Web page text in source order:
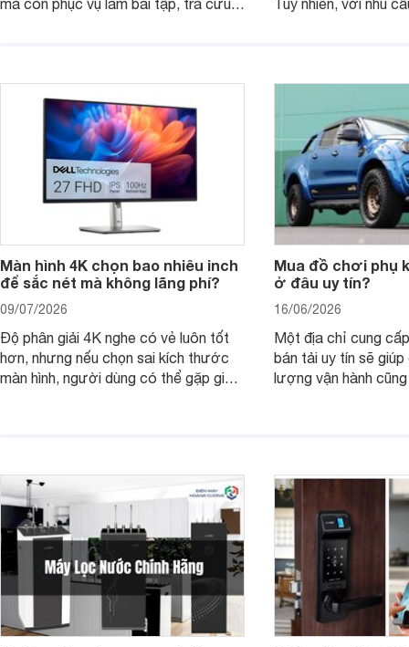
mà còn phục vụ làm bài tập, tra cứu,
thay vì chỉ so sánh cấu hình trên giấy.
Tuy nhiên, với nhu
không, dùng được
Màn hình 4K chọn bao nhiêu inch
để sắc nét mà không lãng phí?
09/07/2026
Độ phân giải 4K nghe có vẻ luôn tốt
hơn, nhưng nếu chọn sai kích thước
màn hình, người dùng có thể gặp giao
Mua đồ chơi phụ
ở đâu uy tín?
16/06/2026
Một địa chỉ cung
bán tải uy tín sẽ
lượng vận hành